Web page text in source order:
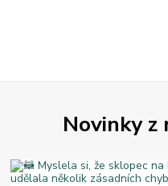
Novinky z